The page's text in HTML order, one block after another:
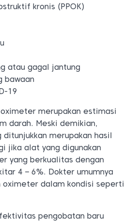
kronis (PPOK)
atau gagal jantung
bawaan
19
merupakan estimasi
darah. Meski demikian,
ditunjukkan merupakan hasil
jika alat yang digunakan
yang berkualitas dengan
4 – 6%. Dokter umumnya
oximeter dalam kondisi seperti
pengobatan baru